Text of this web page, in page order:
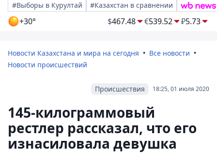
#Выборы в Курултай
#Казахстан в сравнении
+30° $467.48 €539.52 ₽5.73
Новости Казахстана и мира на сегодня
Все новости
Новости происшествий
18:25, 01 июля 2020
Происшествия
145-килограммовый
рестлер рассказал, что его
изнасиловала девушка